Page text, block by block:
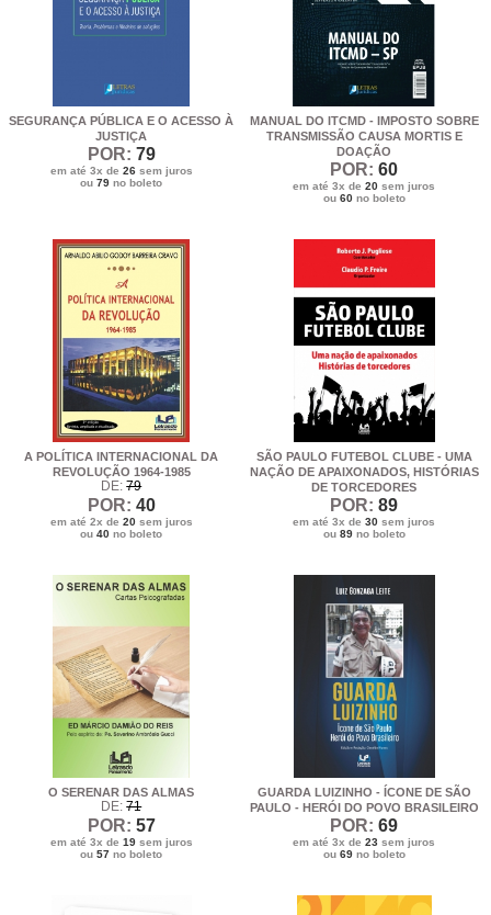
SEGURANÇA PÚBLICA E O ACESSO À
JUSTIÇA
POR: 79
em até 3x de 26sem juros
ou79 no boleto
MANUAL DO ITCMD - IMPOSTO SOBRE
TRANSMISSÃO CAUSA MORTIS E
DOAÇÃO
POR: 60
em até 3x de20 sem juros
ou 60no boleto
A POLÍTICA INTERNACIONAL DA
REVOLUÇÃO 1964-1985
DE: 79
POR: 40
em até 2x de 20sem juros
ou40 no boleto
SÃO PAULO FUTEBOL CLUBE - UMA
NAÇÃO DE APAIXONADOS, HISTÓRIAS
DE TORCEDORES
POR: 89
em até 3x de30 sem juros
ou 89no boleto
O SERENAR DAS ALMAS
DE: 71
POR: 57
em até 3x de 19sem juros
ou57 no boleto
GUARDA LUIZINHO - ÍCONE DE SÃO
PAULO - HERÓI DO POVO BRASILEIRO
POR: 69
em até 3x de23 sem juros
ou 69no boleto